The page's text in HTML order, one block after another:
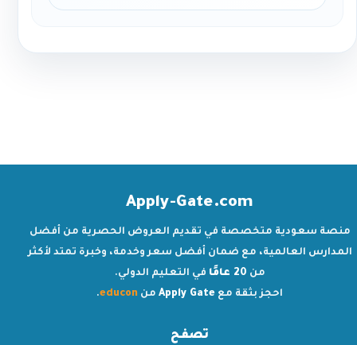
Apply-Gate.com
منصة سعودية متخصصة في تقديم العروض الحصرية من أفضل
المدارس العالمية، مع ضمان أفضل سعر وخدمة، وخبرة تمتد لأكثر
من 20 عامًا
في التعليم الدولي.
احجز بثقة مع Apply Gate من educon
.
تصفح